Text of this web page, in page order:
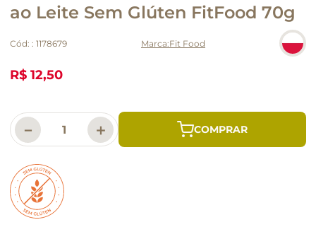
ao Leite Sem Glúten FitFood 70g
Cód: : 1178679 Fit Food
R$ 12,50
＋
－